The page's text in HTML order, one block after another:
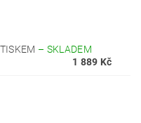
– SKLADEM
1 889 Kč